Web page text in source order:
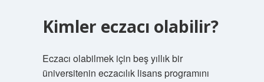
Kimler eczacı olabilir?
Eczacı olabilmek için beş yıllık bir
üniversitenin eczacılık lisans programını